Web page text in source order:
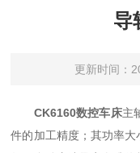
导
更新时间：
CK6160数控车床主
件的加工精度；其功率